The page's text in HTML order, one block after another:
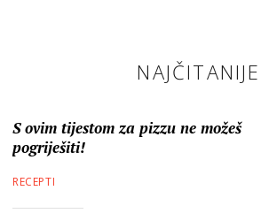
NAJČITANIJE
S ovim tijestom za pizzu ne možeš
pogriješiti!
RECEPTI